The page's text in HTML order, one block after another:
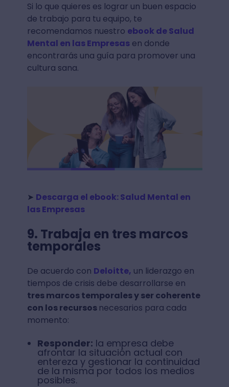
Si lo que quieres es lograr un buen espacio
de trabajo para tu equipo, te
recomendamos nuestro ebook de Salud
Mental en las Empresasen donde
encontrarás una guía para promover una
cultura sana.
➤ Descarga el ebook: Salud Mental en
las Empresas
9. Trabaja en tres marcos
temporales
De acuerdo con Deloitte, un liderazgo en
tiempos de crisis debe desarrollarse en
tres marcos temporales y ser coherente
con los recursos necesarios para cada
momento:
Responder: la empresa debe
afrontar la situación actual con
entereza y gestionar la continuidad
de la misma por todos los medios
posibles.